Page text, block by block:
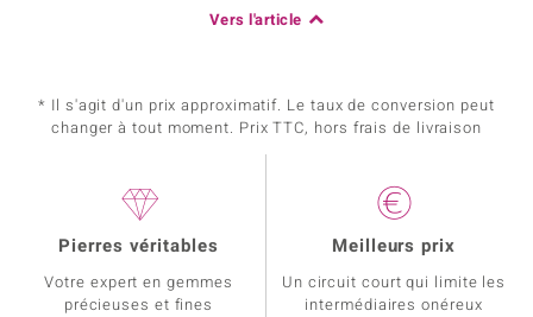
Vers l'article
* Il s'agit d'un prix approximatif. Le taux de conversion peut
changer à tout moment. Prix TTC, hors frais de livraison
Pierres véritables
Votre expert en gemmes
précieuses et fines
Meilleurs prix
Un circuit court qui limite les
intermédiaires onéreux